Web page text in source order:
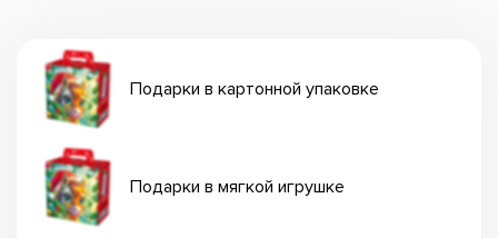
Подарки в картонной упаковке
Подарки в мягкой игрушке